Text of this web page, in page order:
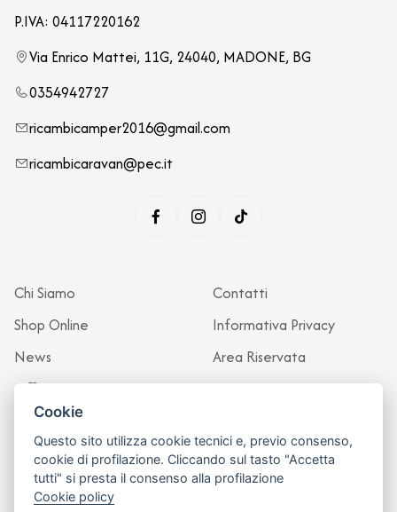
P.IVA: 04117220162
Via Enrico Mattei, 11G, 24040, MADONE, BG
0354942727
ricambicamper2016@gmail.com
ricambicaravan@pec.it
Chi Siamo
Shop Online
News
Officina
Contatti
Informativa Privacy
Area Riservata
Cookie
Questo sito utilizza cookie tecnici e, previo consenso,
cookie di profilazione. Cliccando sul tasto "Accetta
tutti" si presta il consenso alla profilazione
Cookie policy